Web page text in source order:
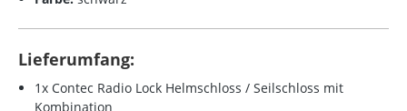
Lieferumfang:
1x Contec Radio Lock Helmschloss / Seilschloss mit
Kombination